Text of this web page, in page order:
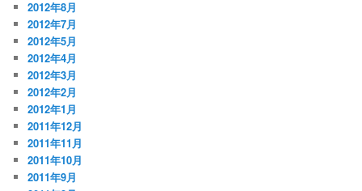
2012年8月
2012年7月
2012年5月
2012年4月
2012年3月
2012年2月
2012年1月
2011年12月
2011年11月
2011年10月
2011年9月